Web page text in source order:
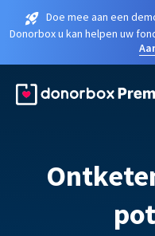
Doe mee aan een
Donorbox u kan helpen uw